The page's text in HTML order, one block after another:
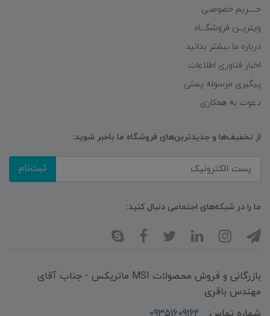
حــــریم خصوصـی
ویتریــن فروشگـــاه
درباره ما بیشتر بدانید
اخبار فناوری اطلاعات
پیگیری مرسوله پستی
دعوت به همکاری
از تخفیف‌ها و جدیدترین‌های فروشگاه ما باخبر شوید:
ثبت‌نام
ما را در شبکه‌های اجتماعی دنبال کنید:
بازرگانی و فروش محصولات MSI ماتریکس - جناب آقای
مهندس باقری